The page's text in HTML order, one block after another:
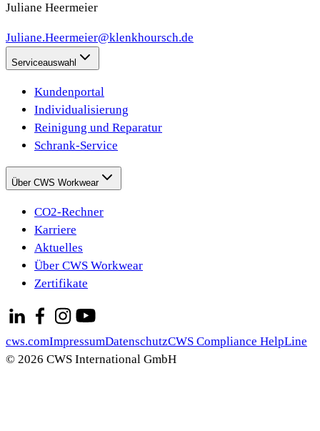
Juliane Heermeier
Juliane.Heermeier@klenkhoursch.de
Serviceauswahl
Kundenportal
Individualisierung
Reinigung und Reparatur
Schrank-Service
Über CWS Workwear
CO2-Rechner
Karriere
Aktuelles
Über CWS Workwear
Zertifikate
cws.comImpressumDatenschutzCWS Compliance HelpLine
© 2026 CWS International GmbH